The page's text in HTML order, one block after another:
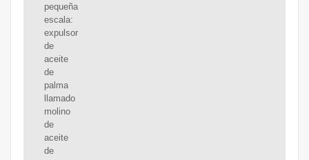
pequeña
escala:
expulsor
de
aceite
de
palma
llamado
molino
de
aceite
de